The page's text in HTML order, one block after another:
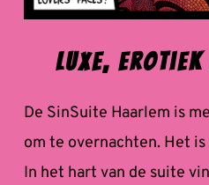
Luxe,
De SinSuite Haarlem is
om te overnachten. Het
In het hart van de suite